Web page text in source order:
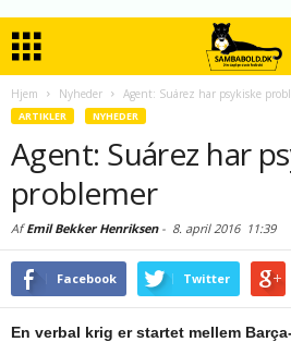
Hjem Nyheder Agent: Suárez har psykiske
ARTIKLER NYHEDER
Agent: Suárez har
problemer
AfEmil Bekker Henriksen- 8. april 201611:39
Facebook Twitter
En verbal krig er startet mellem